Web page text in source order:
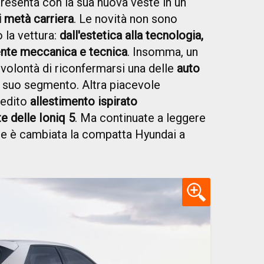
carriera. Le novità non sono
la vettura: dall'estetica alla tecnologia,
meccanica e tecnica. Insomma, un
di riconfermarsi una delle auto
segmento. Altra piacevole
allestimento ispirato
delle Ioniq 5. Ma continuate a leggere
è cambiata la compatta Hyundai a